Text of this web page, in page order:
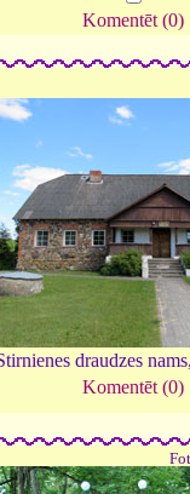
Komentēt (0)
draudzes
Komentēt (0)